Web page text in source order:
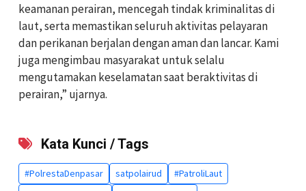
keamanan perairan, mencegah tindak kriminalitas di
laut, serta memastikan seluruh aktivitas pelayaran
dan perikanan berjalan dengan aman dan lancar. Kami
juga mengimbau masyarakat untuk selalu
mengutamakan keselamatan saat beraktivitas di
perairan,” ujarnya.
Kata Kunci / Tags
#PolrestaDenpasar satpolairud
#PatroliLaut